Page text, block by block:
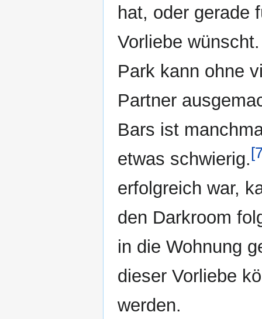
hat, oder gerade
Vorliebe
Park kann ohne
Partner
Bars ist
etwas schwierig.
erfolgreich war,
den Darkroom
in die Wohnung
dieser Vorliebe
werden.